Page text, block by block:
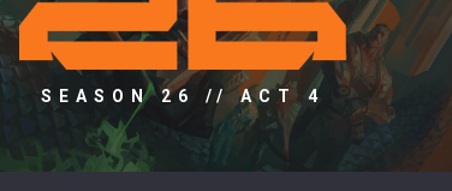
SEASON 26 // ACT 4